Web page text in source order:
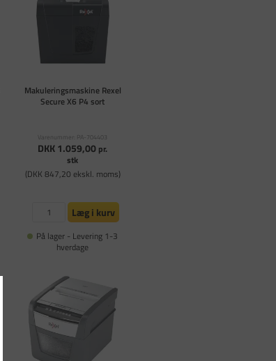
Makuleringsmaskine Rexel
Secure X6 P4 sort
Varenummer: PA-704403
DKK 1.059,00 pr.
stk
(DKK 847,20 ekskl. moms)
Læg i kurv
På lager - Levering 1-3
hverdage